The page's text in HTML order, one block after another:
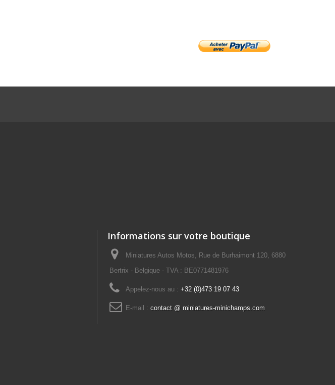
Informations sur votre boutique
Miniatures Autos Motos, Rue de Burhaimont 120, 6880
Bertrix - Belgique - TVA : BE0771481976
Appelez-nous au : +32 (0)473 19 07 43
E-mail : contact @ miniatures-minichamps.com